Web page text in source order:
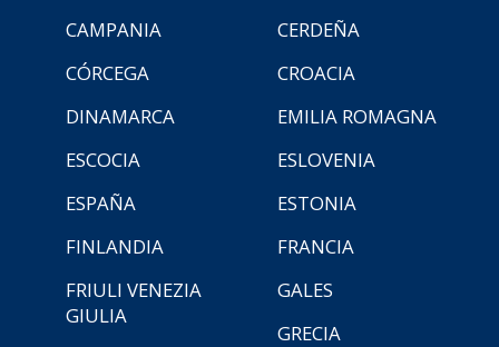
CAMPANIA
CERDEÑA
CÓRCEGA
CROACIA
DINAMARCA
EMILIA ROMAGNA
ESCOCIA
ESLOVENIA
ESPAÑA
ESTONIA
FINLANDIA
FRANCIA
FRIULI VENEZIA
GIULIA
GALES
GRECIA